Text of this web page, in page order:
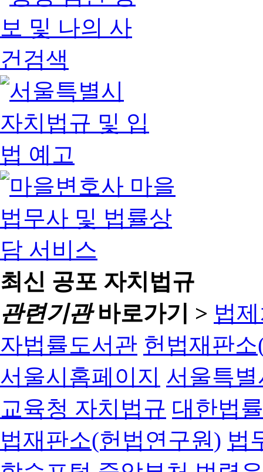
최신 공포 자치법규
관련기관바로가기 > 법
자법률도서관 헌법재판
서울시홈페이지 서울특
교육청 자치법규 대한법
법재판소(헌법연구원) 법